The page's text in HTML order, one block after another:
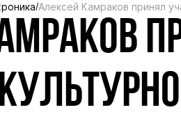
Алексей Камраков принял